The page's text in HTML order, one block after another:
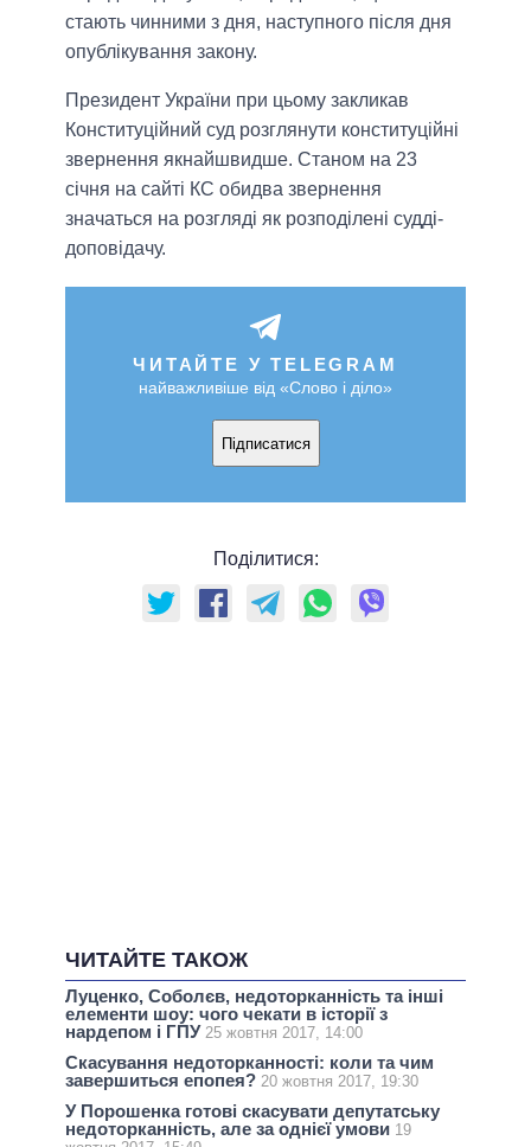
стають чинними з дня, наступного після дня
опублікування закону.
Президент України при цьому закликав
Конституційний суд розглянути конституційні
звернення якнайшвидше. Станом на 23
січня на сайті КС обидва звернення
значаться на розгляді як розподілені судді-
доповідачу.
ЧИТАЙТЕ У TELEGRAM
найважливіше від «Слово і діло»
Підписатися
Поділитися:
ЧИТАЙТЕ ТАКОЖ
Луценко, Соболєв, недоторканність та інші
елементи шоу: чого чекати в історії з
нардепом і ГПУ 25 жовтня 2017, 14:00
Скасування недоторканності: коли та чим
завершиться епопея? 20 жовтня 2017, 19:30
У Порошенка готові скасувати депутатську
недоторканність, але за однієї умови 19